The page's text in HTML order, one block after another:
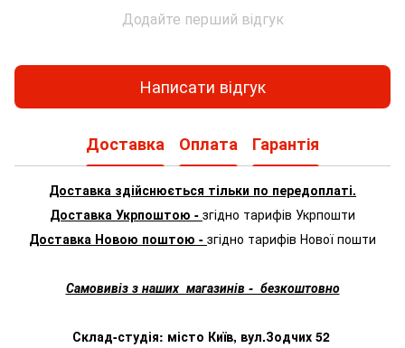
Додайте перший відгук
Написати відгук
Доставка Оплата Гарантія
Доставка здійснюється тільки по передоплаті.
Доставка Укрпоштою - згідно тарифів Укрпошти
Доставка Новою поштою - згідно тарифів Нової пошти
Самовивіз з наших магазинів - безкоштовно
Склад-студія: місто Київ, вул.Зодчих 52